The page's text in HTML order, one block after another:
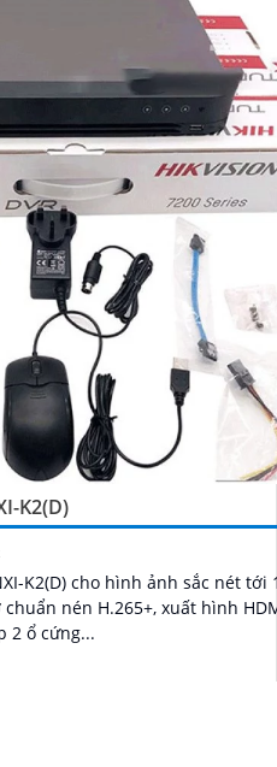
K2(D)
K2(D) cho hình ảnh sắc nét tới
hợp 2 ổ cứng...